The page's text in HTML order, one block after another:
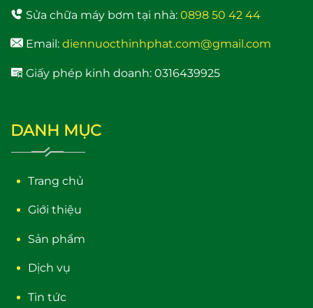
Sửa chữa máy bơm tại nhà: 0898 50 42 44
Email: diennuocthinhphat.com@gmail.com
Giấy phép kinh doanh: 0316439925
DANH MỤC
Trang chủ
Giới thiệu
Sản phẩm
Dịch vụ
Tin tức